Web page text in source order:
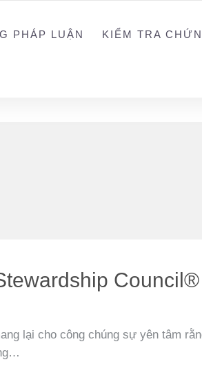
PHÁP LUẬN KIỂM TRA
Council®
lại cho công chúng sự yên tâm